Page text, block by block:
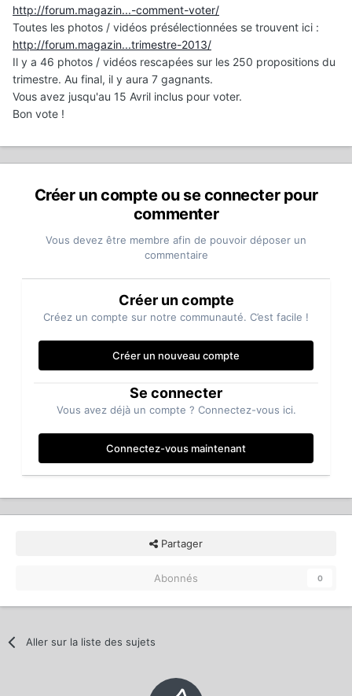
http://forum.magazin...-comment-voter/
Toutes les photos / vidéos présélectionnées se trouvent ici :
http://forum.magazin...trimestre-2013/
Il y a 46 photos / vidéos rescapées sur les 250 propositions du
trimestre. Au final, il y aura 7 gagnants.
Vous avez jusqu'au 15 Avril inclus pour voter.
Bon vote !
Créer un compte ou se connecter pour
commenter
Vous devez être membre afin de pouvoir déposer un
commentaire
Créer un compte
Créez un compte sur notre communauté. C’est facile !
Créer un nouveau compte
Se connecter
Vous avez déjà un compte ? Connectez-vous ici.
Connectez-vous maintenant
Partager
Abonnés 0
Aller sur la liste des sujets